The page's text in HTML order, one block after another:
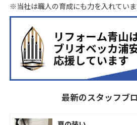
※当社は職人の育成にも力を入れていま
最新のスタッフブ